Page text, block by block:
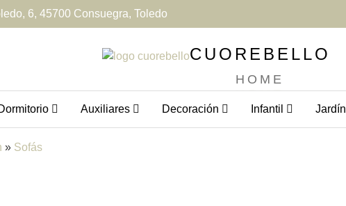
6, 45700 Consuegra, Toledo
HOME
CUOREBELLO
Auxiliares Decoración Infantil Jardín
» Sofás